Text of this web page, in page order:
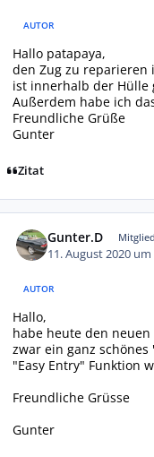
AUTOR
Hallo patapaya,
den Zug zu reparieren
ist innerhalb der Hülle
Außerdem habe ich
Freundliche Grüße
Gunter
Zitat
Gunter.D Mitglied
11. August 2020 um
AUTOR
Hallo,
habe heute den
zwar ein ganz
"Easy Entry" Funktion
Freundliche Grüsse
Gunter